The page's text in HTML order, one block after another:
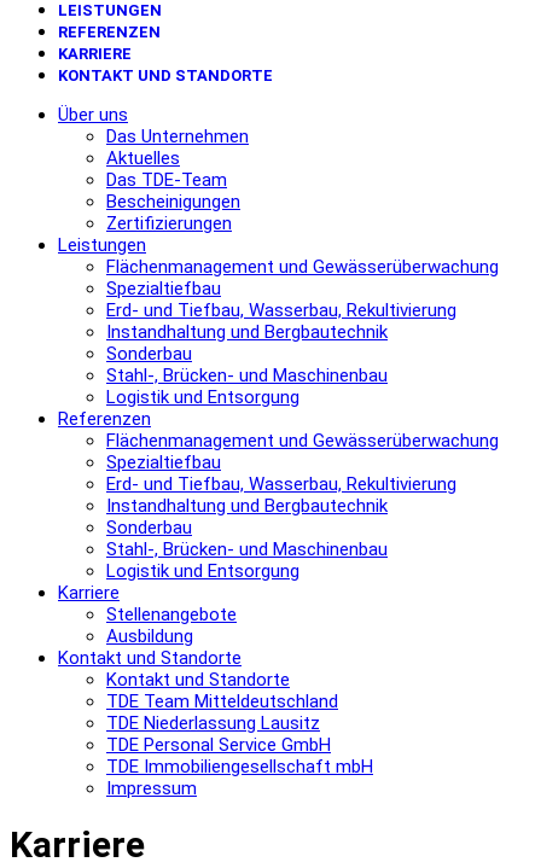
LEISTUNGEN
REFERENZEN
KARRIERE
KONTAKT UND STANDORTE
Über uns
Das Unternehmen
Aktuelles
Das TDE-Team
Bescheinigungen
Zertifizierungen
Leistungen
Flächenmanagement und Gewässerüberwachung
Spezialtiefbau
Erd- und Tiefbau, Wasserbau, Rekultivierung
Instandhaltung und Bergbautechnik
Sonderbau
Stahl-, Brücken- und Maschinenbau
Logistik und Entsorgung
Referenzen
Flächenmanagement und Gewässerüberwachung
Spezialtiefbau
Erd- und Tiefbau, Wasserbau, Rekultivierung
Instandhaltung und Bergbautechnik
Sonderbau
Stahl-, Brücken- und Maschinenbau
Logistik und Entsorgung
Karriere
Stellenangebote
Ausbildung
Kontakt und Standorte
Kontakt und Standorte
TDE Team Mitteldeutschland
TDE Niederlassung Lausitz
TDE Personal Service GmbH
TDE Immobiliengesellschaft mbH
Impressum
Karriere